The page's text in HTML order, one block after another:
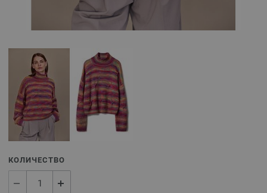
КОЛИЧЕСТВО